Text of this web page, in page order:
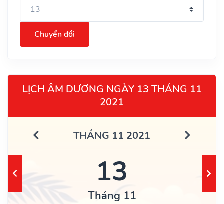
Chuyển đổi
LỊCH ÂM DƯƠNG NGÀY 13 THÁNG 11
2021
THÁNG 11 2021
13
Tháng 11